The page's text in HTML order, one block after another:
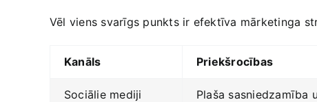
Vēl viens svarīgs punkts ir efektīva mārketinga
Kanāls Priekšrocības
Sociālie mediji Plaša sasniedzamība